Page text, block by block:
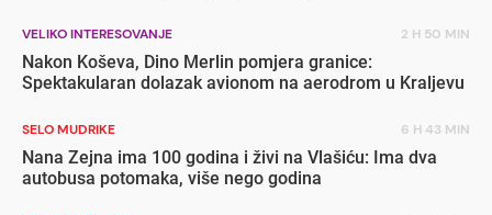
VELIKO INTERESOVANJE 2 H 50 MIN
Nakon Koševa, Dino Merlin pomjera granice:
Spektakularan dolazak avionom na aerodrom u Kraljevu
SELO MUDRIKE 6 H 43 MIN
Nana Zejna ima 100 godina i živi na Vlašiću: Ima dva
autobusa potomaka, više nego godina